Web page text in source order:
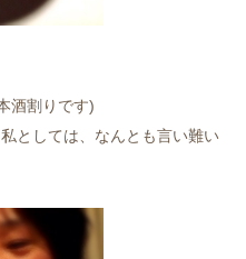
酒割りです)
としては、なんとも言い難い